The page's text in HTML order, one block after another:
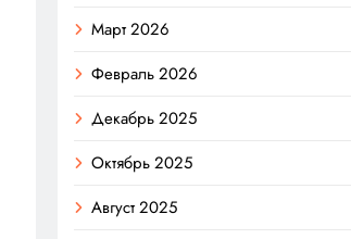
Март 2026
Февраль 2026
Декабрь 2025
Октябрь 2025
Август 2025